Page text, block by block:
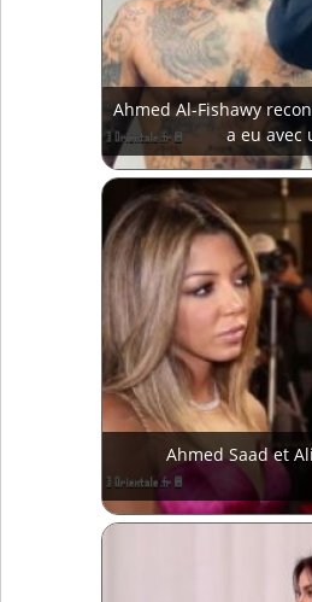
Ahmed Al-Fishawy
a eu avec
Ahmed Saad et